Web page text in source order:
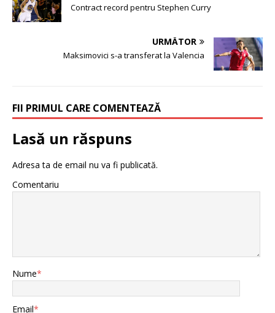
Contract record pentru Stephen Curry
URMĂTOR
Maksimovici s-a transferat la Valencia
FII PRIMUL CARE COMENTEAZĂ
Lasă un răspuns
Adresa ta de email nu va fi publicată.
Comentariu
Nume*
Email*